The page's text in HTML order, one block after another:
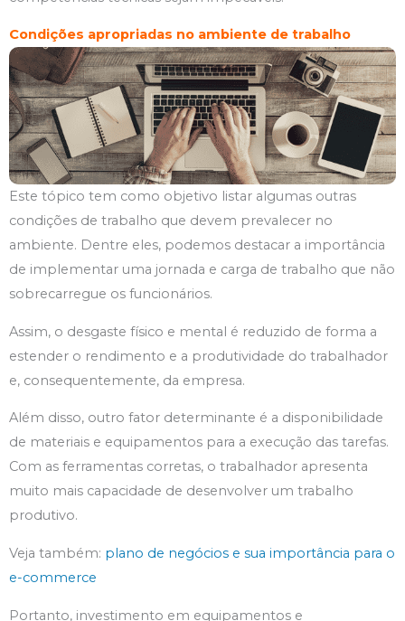
Condições apropriadas no ambiente de trabalho
Este tópico tem como objetivo listar algumas outras
condições de trabalho que devem prevalecer no
ambiente. Dentre eles, podemos destacar a importância
de implementar uma jornada e carga de trabalho que não
sobrecarregue os funcionários.
Assim, o desgaste físico e mental é reduzido de forma a
estender o rendimento e a produtividade do trabalhador
e, consequentemente, da empresa.
Além disso, outro fator determinante é a disponibilidade
de materiais e equipamentos para a execução das tarefas.
Com as ferramentas corretas, o trabalhador apresenta
muito mais capacidade de desenvolver um trabalho
produtivo.
Veja também: plano de negócios e sua importância para o
e-commerce
Portanto, investimento em equipamentos e